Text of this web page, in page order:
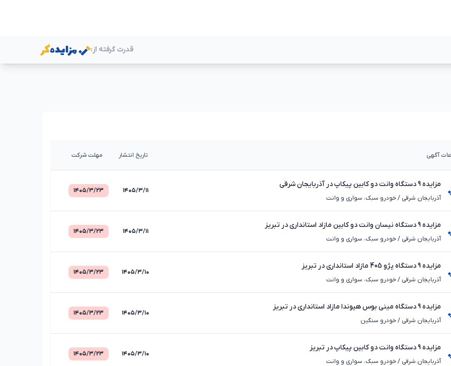
قدرت گرفته از:
آگهی تاریخ انتشار مهلت شرکت
مزایده 9 دستگاه وانت دو کابین پیکاپ در آذربایجان شرقی
آذربایجان شرقی /خودرو سبک، سواری و وانت
۱۴۰۵/۳/۱۱ ۱۴۰۵/۳/۲۳
مزایده 9 دستگاه نیسان وانت دو کابین مازاد استانداری در تبریز
آذربایجان شرقی /خودرو سبک، سواری و وانت
۱۴۰۵/۳/۱۱ ۱۴۰۵/۳/۲۳
مزایده 9 دستگاه پژو 405 مازاد استانداری در تبریز
آذربایجان شرقی /خودرو سبک، سواری و وانت
۱۴۰۵/۳/۱۰ ۱۴۰۵/۳/۲۳
مزایده 9 دستگاه مینی بوس هیوندا مازاد استانداری در تبریز
آذربایجان شرقی /خودرو سنگین
۱۴۰۵/۳/۱۰ ۱۴۰۵/۳/۲۳
مزایده 9 دستگاه وانت دو کابین پیکاپ در تبریز
آذربایجان شرقی /خودرو سبک، سواری و وانت
۱۴۰۵/۳/۱۰ ۱۴۰۵/۳/۲۳